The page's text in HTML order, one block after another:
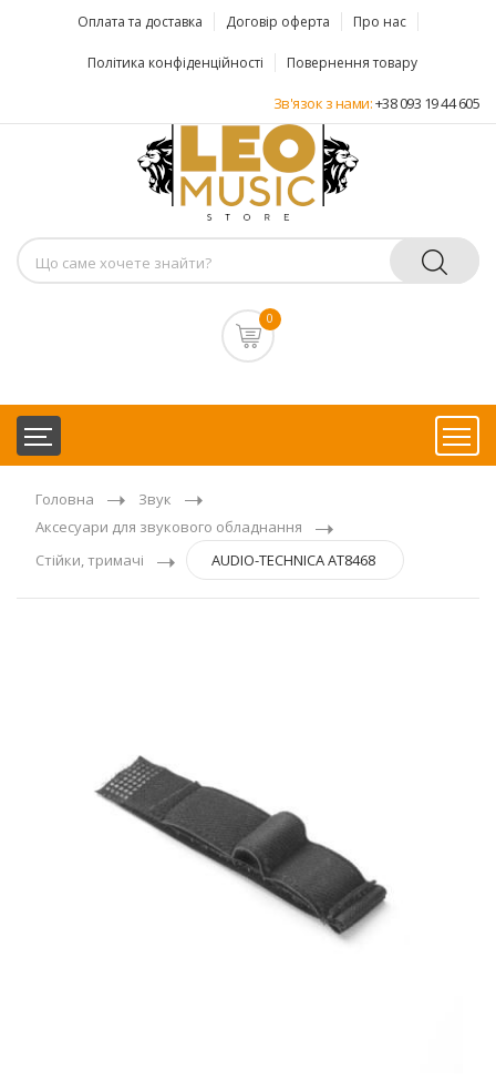
Оплата та доставка Договір оферта Про нас
Політика конфіденційності Повернення товару
Зв'язок з нами:+38 093 19 44 605
0
Головна
Звук
Аксесуари для звукового обладнання
Стійки, тримачі
AUDIO-TECHNICA AT8468